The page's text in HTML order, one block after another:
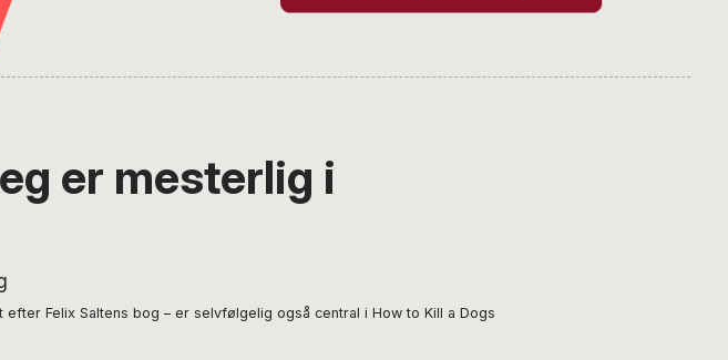
er mesterlig i
Felix Saltens bog – er selvfølgelig også central i How to Kill a Dogs